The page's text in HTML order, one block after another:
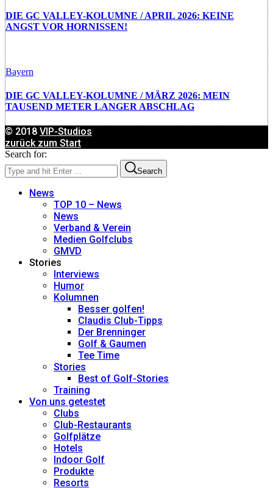
DIE GC VALLEY-KOLUMNE / APRIL 2026: KEINE
ANGST VOR HORNISSEN!
Bayern
DIE GC VALLEY-KOLUMNE / MÄRZ 2026: MEIN
TAUSEND METER LANGER ABSCHLAG
© 2018 VIP-Studios
zurück zum Start
Search for:
Search
News
TOP 10 – News
News
Verband & Verein
Medien Golfclubs
GMVD
Stories
Interviews
Humor
Kolumnen
Besser golfen!
Claudis Club-Tipps
Der Brenninger
Golf & Gaumen
Tee Time
Stories
Best of Golf-Stories
Training
Von uns getestet
Clubs
Club-Restaurants
Golfplätze
Hotels
Indoor Golf
Produkte
Resorts